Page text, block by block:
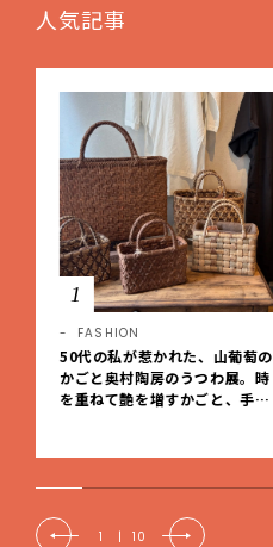
人気記事
1
FASHION
50代の私が惹かれた、山葡萄の
かごと奥村陶房のうつわ展。時
を重ねて艶を増すかごと、手仕
1 | 10